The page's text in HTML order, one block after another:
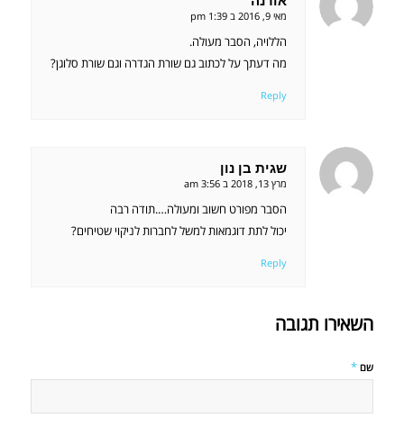
אומר:
מאי 9, 2016 ב 1:39 pm
הללויה, הסבר מעולה.
מה דעתך על לכתוב גם שורת הגדרה וגם שורת סלוגן?
Reply
שגית בן נון
אומר:
מרץ 13, 2018 ב 3:56 am
הסבר מפורט חשוב ומעולה….תודה רבה
יכול לתת דוגמאות למשל לחברות לניקוי שטיחים?
Reply
השאירו תגובה
שם *